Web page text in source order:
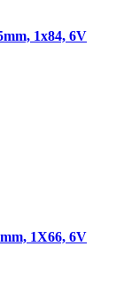
1x84, 6V
1X66, 6V